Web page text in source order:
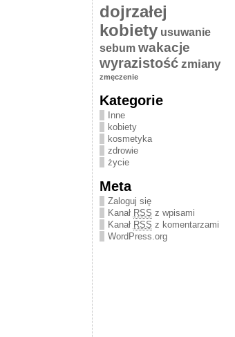
dojrzałej
kobiety usuwanie
sebum wakacje
wyrazistość zmiany
zmęczenie
Kategorie
Inne
kobiety
kosmetyka
zdrowie
życie
Meta
Zaloguj się
Kanał RSS z wpisami
Kanał RSS z komentarzami
WordPress.org